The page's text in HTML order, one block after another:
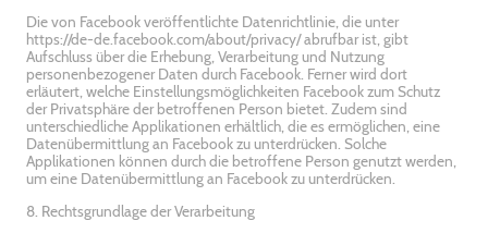
Die von Facebook veröffentlichte Datenrichtlinie, die unter
https://de-de.facebook.com/about/privacy/ abrufbar ist, gibt
Aufschluss über die Erhebung, Verarbeitung und Nutzung
personenbezogener Daten durch Facebook. Ferner wird dort
erläutert, welche Einstellungsmöglichkeiten Facebook zum Schutz
der Privatsphäre der betroffenen Person bietet. Zudem sind
unterschiedliche Applikationen erhältlich, die es ermöglichen, eine
Datenübermittlung an Facebook zu unterdrücken. Solche
Applikationen können durch die betroffene Person genutzt werden,
um eine Datenübermittlung an Facebook zu unterdrücken.
8. Rechtsgrundlage der Verarbeitung